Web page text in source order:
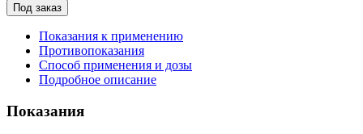
Под заказ
Показания к применению
Противопоказания
Способ применения и дозы
Подробное описание
Показания